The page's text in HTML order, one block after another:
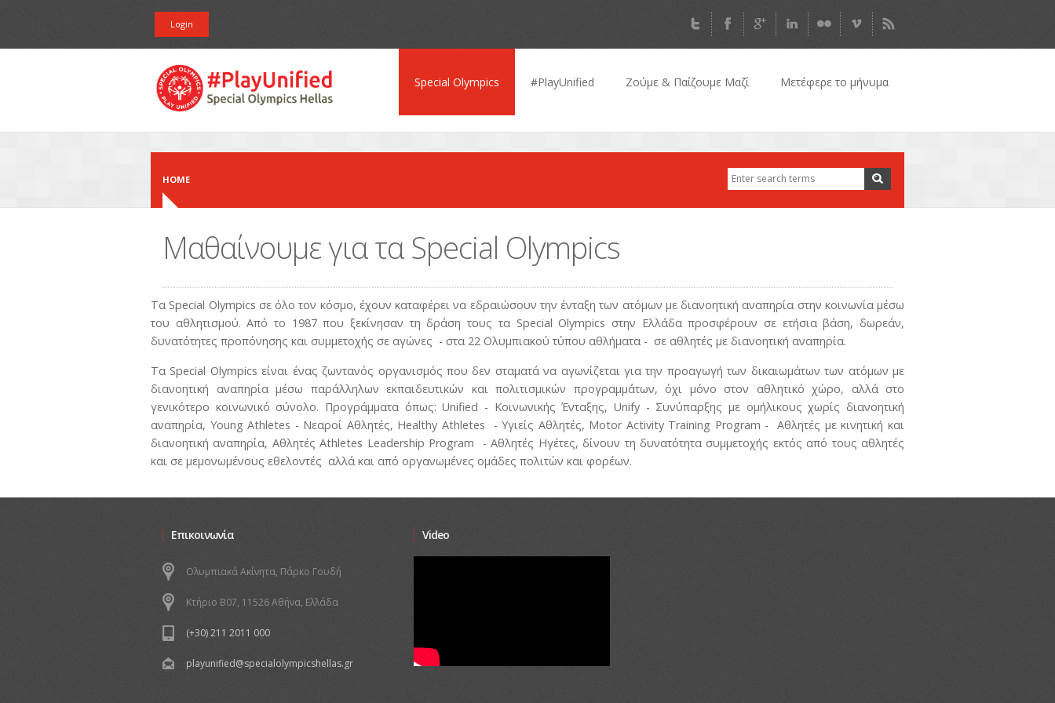
Login
Special Olympics #PlayUnified Zούμε & Παίζουμε Μαζί Mετέφερε το μήνυμα
HOME
Search form
Search
Μαθαίνουμε για τα Special Olympics
Τα Special Olympics σε όλο τον κόσμο, έχουν καταφέρει να εδραιώσουν την ένταξη των ατόμων με διανοητική αναπηρία στην κοινωνία μέσω
του αθλητισμού. Από το 1987 που ξεκίνησαν τη δράση τους τα Special Olympics στην Ελλάδα προσφέρουν σε ετήσια βάση, δωρεάν,
δυνατότητες προπόνησης και συμμετοχής σε αγώνες - στα 22 Ολυμπιακού τύπου αθλήματα - σε αθλητές με διανοητική αναπηρία.
Τα Special Olympics είναι ένας ζωντανός οργανισμός που δεν σταματά να αγωνίζεται για την προαγωγή των δικαιωμάτων των ατόμων με
διανοητική αναπηρία μέσω παράλληλων εκπαιδευτικών και πολιτισμικών προγραμμάτων, όχι μόνο στον αθλητικό χώρο, αλλά στο
γενικότερο κοινωνικό σύνολο. Προγράμματα όπως: Unified - Κοινωνικής Ένταξης, Unify - Συνύπαρξης με ομήλικους χωρίς διανοητική
αναπηρία, Young Athletes - Νεαροί Αθλητές, Healthy Athletes - Υγιείς Αθλητές, Motor Activity Training Program - Αθλητές με κινητική και
διανοητική αναπηρία, Αθλητές Athletes Leadership Program - Αθλητές Ηγέτες, δίνουν τη δυνατότητα συμμετοχής εκτός από τους αθλητές
και σε μεμονωμένους εθελοντές αλλά και από οργανωμένες ομάδες πολιτών και φορέων.
Επικοινωνία
Oλυμπιακά Ακίνητα, Πάρκο Γουδή
Κτήριο Β07, 11526 Αθήνα, Ελλάδα
(+30) 211 2011 000
playunified@specialolympicshellas.gr
Video